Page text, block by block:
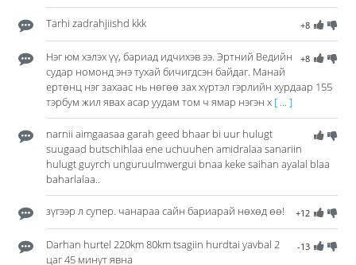
+8
Tarhi zadrahjiishd kkk
+8
Нэг юм хэлэх үү, бариад идчихэв ээ. Эртний Ведийн
судар номонд энэ тухай бичигдсэн байдаг. Манай
ертөнц нэг захаас нь нөгөө зах хүртэл гэрлийн хурдаар 155
тэрбум жил явах асар уудам том ч ямар нэгэн х [ ... ]
narnii aimgaasaa garah geed bhaar bi uur hulugt
suugaad butschihlaa ene uchuuhen amidralaa sanariin
hulugt guyrch unguruulmwergui bnaa keke saihan ayalal blaa
baharlalaa..
+12
зүгээр л супер. чанараа сайн бариарай нөхөд өө!
-13
Darhan hurtel 220km 80km tsagiin hurdtai yavbal 2
цаг 45 минут явна